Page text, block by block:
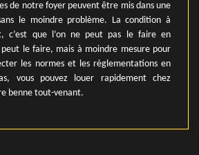
de notre foyer peuvent être mis dans une
le moindre problème. La condition à
c’est que l’on ne peut pas le faire en
le faire, mais à moindre mesure pour
les normes et les règlementations en
vous pouvez louer rapidement chez
benne tout-venant.